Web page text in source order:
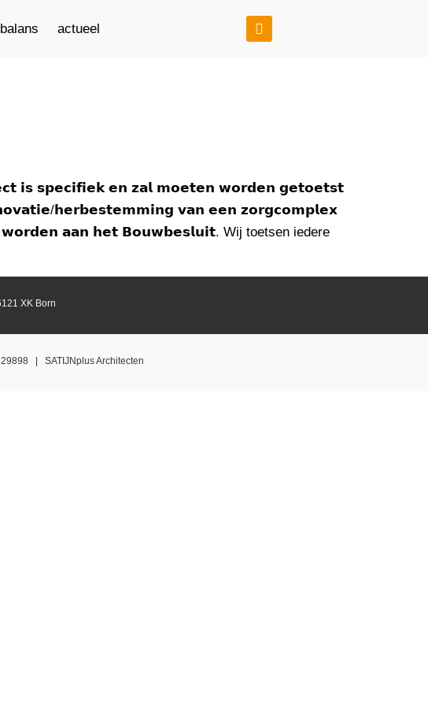
actueel
𝗶𝘀 𝘀𝗽𝗲𝗰𝗶𝗳𝗶𝗲𝗸 𝗲𝗻 𝘇𝗮𝗹 𝗺𝗼𝗲𝘁𝗲𝗻 𝘄𝗼𝗿𝗱𝗲𝗻 𝗴𝗲𝘁𝗼𝗲𝘁𝘀𝘁
𝗵𝗲𝗿𝗯𝗲𝘀𝘁𝗲𝗺𝗺𝗶𝗻𝗴 𝘃𝗮𝗻 𝗲𝗲𝗻 𝘇𝗼𝗿𝗴𝗰𝗼𝗺𝗽𝗹𝗲𝘅
𝗮𝗮𝗻 𝗵𝗲𝘁 𝗕𝗼𝘂𝘄𝗯𝗲𝘀𝗹𝘂𝗶𝘁. Wij toetsen iedere
XK Born
| SATIJNplus Architecten